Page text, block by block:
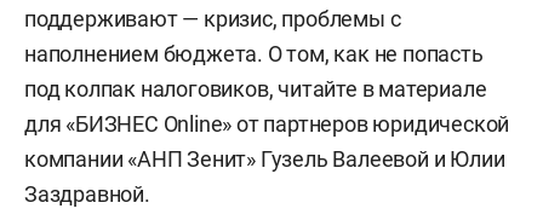
поддерживают — кризис, проблемы с
наполнением бюджета. О том, как не попасть
под колпак налоговиков, читайте в материале
для «БИЗНЕС Online» от партнеров юридической
компании «АНП Зенит» Гузель Валеевой и Юлии
Заздравной.